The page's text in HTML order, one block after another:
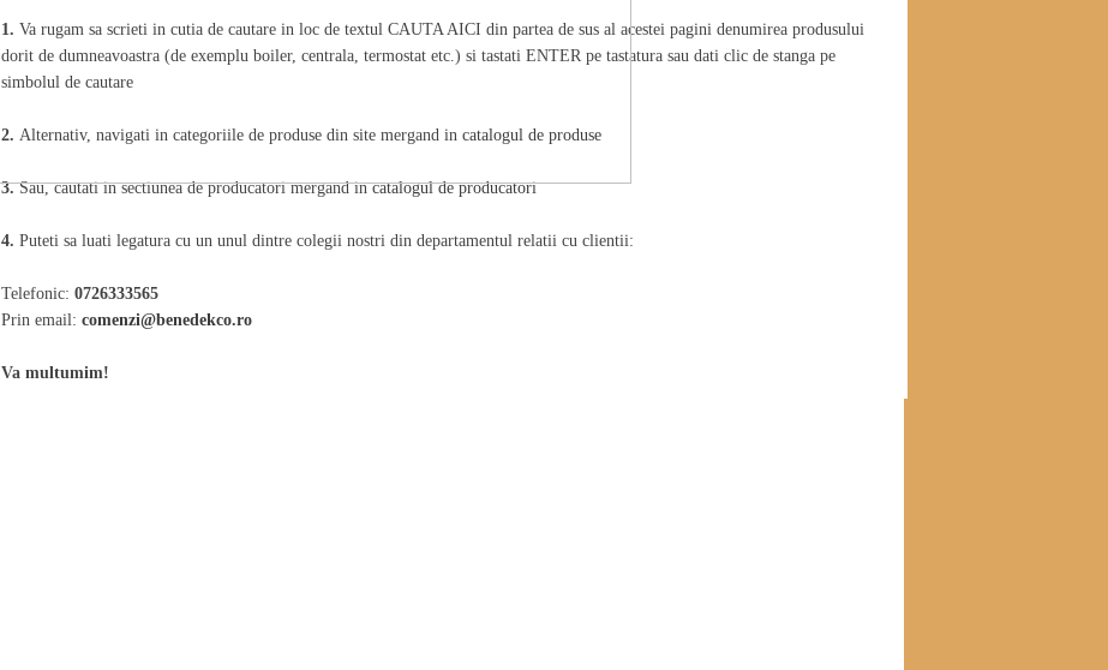
1. Va rugam sa scrieti in cutia de cautare in loc de textul CAUTA AICI din partea de sus al acestei pagini denumirea produsului
dorit de dumneavoastra (de exemplu boiler, centrala, termostat etc.) si tastati ENTER pe tastatura sau dati clic de stanga pe
simbolul de cautare
2. Alternativ, navigati in categoriile de produse din site mergand in catalogul de produse
3.Sau, cautati in sectiunea de producatori mergand incatalogul de producatori
4. Puteti sa luati legatura cu un unul dintre colegii nostri din departamentul relatii cu clientii:
Telefonic: 0726333565
Prin email: comenzi@benedekco.ro
Va multumim!